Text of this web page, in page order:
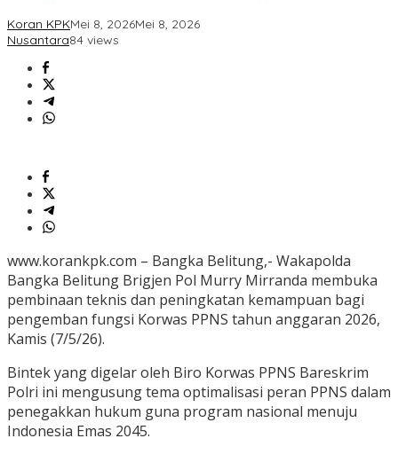
Kapasitas
Koran KPKMei 8, 2026Mei 8, 2026
Nusantara84 views
www.korankpk.com – Bangka Belitung,- Wakapolda
Bangka Belitung Brigjen Pol Murry Mirranda membuka
pembinaan teknis dan peningkatan kemampuan bagi
pengemban fungsi Korwas PPNS tahun anggaran 2026,
Kamis (7/5/26).
Bintek yang digelar oleh Biro Korwas PPNS Bareskrim
Polri ini mengusung tema optimalisasi peran PPNS dalam
penegakkan hukum guna program nasional menuju
Indonesia Emas 2045.